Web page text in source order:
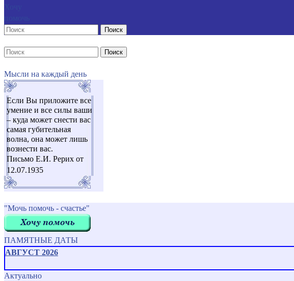
Поиск
Поиск
Мысли на каждый день
Если Вы приложите все
умение и все силы ваши
– куда может снести вас
самая губительная
волна, она может лишь
вознести вас.
Письмо Е.И. Рерих от
12.07.1935
"Мочь помочь - счастье"
ПАМЯТНЫЕ ДАТЫ
АВГУСТ 2026
Актуально